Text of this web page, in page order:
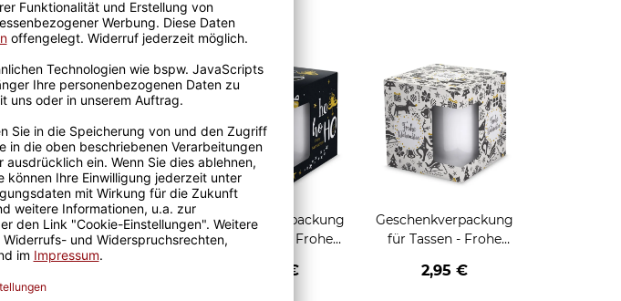
Passende Verpackungen
Geschenkverpackung
für Tassen - Frohe
Weihnachten - HO HO
Geschenkverpackung
für Tassen - Frohe
HO - schwarz
2,95 €
Geschenkverpackung
für Tassen - Frohe
2,95 €